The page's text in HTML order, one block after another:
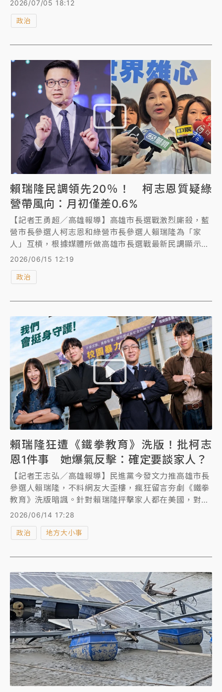
路；前立法院長王金平站台時則形容，高雄近年高科技
產業發展有成，但傳統產業低迷，如同「鐵管外面金光
2026/07/05 18:12
政治
賴瑞隆民調領先20％！ 柯志恩質疑綠
營帶風向：月初僅差0.6%
【記者王勇超／高雄報導】高雄市長選戰激烈廝殺，藍
營市長參選人柯志恩和綠營市長參選人賴瑞隆為「家
人」互槓，根據媒體所做高雄市長選戰最新民調顯示，
賴瑞隆以45.1%支持度領先國民黨立委柯志恩的
未決定投票意向。面對民調領先，賴瑞隆表示，高雄市
密集釋出民調帶動聲量，強調選舉不應淪為數字競賽，
最終仍須回歸政策與市民信任。
2026/06/15 12:19
政治
賴瑞隆狂遭《鐵拳教育》洗版！批柯志
恩1件事 她爆氣反擊：確定要談家人？
【記者王志弘／高雄報導】民進黨今發文力推高雄市長
參選人賴瑞隆，不料網友大歪樓，瘋狂留言夯劇《鐵拳
教育》洗版暗諷。針對賴瑞隆抨擊家人都在美國，對手
國民黨柯志恩也火大反擊，根本就是造謠，霸氣回嗆
「確定要討論家人嗎？跟你的團隊想清楚再來說吧！」
2026/06/14 17:28
政治 地方大小事